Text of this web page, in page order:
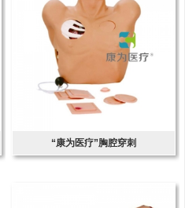
“康为医疗”胸腔穿刺